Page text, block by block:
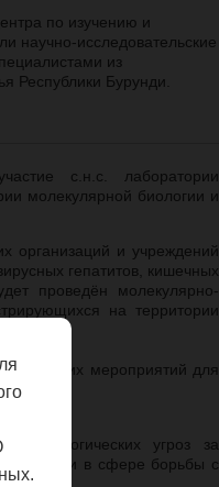
по изучению и
научно-исследовательские
из
Республики Бурунди.
с.н.с. лаборатории
молекулярной биологии и
организаций и учреждений
гепатитов, кишечных
проведён молекулярно-
на территории
мероприятий для
биологических угроз за
Бурунди в сфере борьбы с